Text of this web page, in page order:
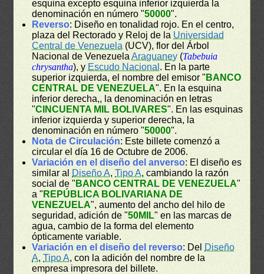
esquina excepto esquina inferior izquierda la
denominación en número "50000".
Reverso: Diseño en tonalidad rojo. En el centro,
plaza del Rectorado y Reloj de la Universidad
Central de Venezuela (UCV), flor del Árbol
Nacional de VenezuelaAraguaney (Tabebuia
chrysantha), y Escudo Nacional . En la parte
superior izquierda, el nombre del emisor " BANCO
CENTRAL DE VENEZUELA". En la esquina
inferior derecha,, la denominación en letras
"CINCUENTA MIL BOLIVARES". En las esquinas
inferior izquierda y superior derecha, la
denominación en número "50000".
Nota de Circulación: Este billete comenzó a
circular el día 16 de Octubre de 2006.
Variación en el diseño del anverso: El diseño es
similar al Diseño A,Tipo A, cambiando la razón
social de " BANCO CENTRAL DE VENEZUELA"
a " REPÚBLICA BOLIVARIANA DE
VENEZUELA", aumento del ancho del hilo de
seguridad, adición de "50MIL" en las marcas de
agua, cambio de la forma del elemento
ópticamente variable.
Variación en el diseño del reverso: Del Diseño
A,Tipo A, con la adición del nombre de la
empresa impresora del billete.